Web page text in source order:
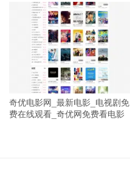
奇优电影网_最新电影_电视剧免
费在线观看_奇优网免费看电影